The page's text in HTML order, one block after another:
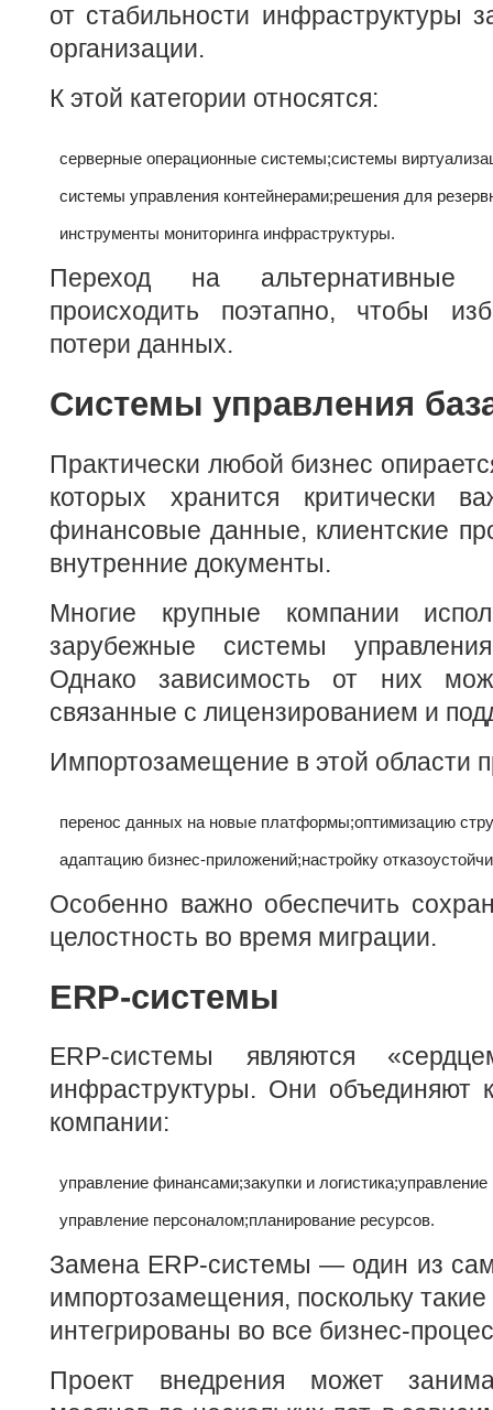
от стабильности инфраструктуры
организации.
К этой категории относятся:
серверные операционные системы;системы
системы управления контейнерами;решения для
инструменты мониторинга инфраструктуры.
Переход на альтернативные
происходить поэтапно, чтобы
потери данных.
Системы управления
Практически любой бизнес
которых хранится критически
финансовые данные, клиентские
внутренние документы.
Многие крупные компании
зарубежные системы
Однако зависимость от них
связанные с лицензированием и
Импортозамещение в этой области
перенос данных на новые платформы;оптимизацию
адаптацию бизнес-приложений;настройку
Особенно важно обеспечить
целостность во время миграции.
ERP-системы
ERP-системы являются
инфраструктуры. Они объединяют
компании:
управление финансами;закупки и логистика;управление
управление персоналом;планирование ресурсов.
Замена ERP-системы — один из
импортозамещения, поскольку
интегрированы во все бизнес-
Проект внедрения может